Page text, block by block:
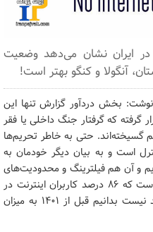
در ایران نشان می‌دهد وضعیت
آنگولا و کنگو بهتر است!
بخش دردآور گزارش تنها این
گرفته که گرفتار جنگ داخلی یا فقر
گسیخته‌اند. حتی به خاطر تحریم‌ها
است و به بیان دیگر خودمان به
و آن هم فیلترینگ و محدودیت‌های
ناشی از آن است و تازه اینها در حالی است که ۸۶ درصد کاربران اینترنت در
ایران از فیلترشکن استفاده می‌کنند و بد نیست بدانیم قبل از ۱۴۰۱ به میزان